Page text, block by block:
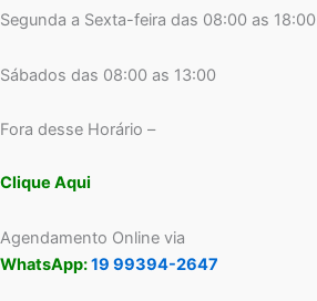
Segunda a Sexta-feira das 08:00 as 18:00
Sábados das 08:00 as 13:00
Fora desse Horário –
Clique Aqui
Agendamento Online via
WhatsApp:19 99394-2647